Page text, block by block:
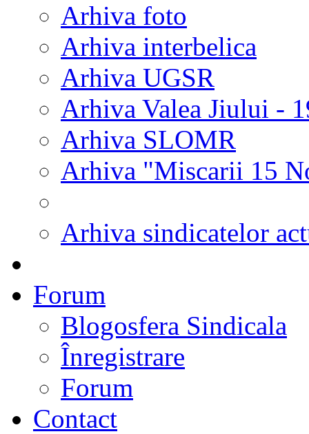
Arhiva foto
Arhiva interbelica
Arhiva UGSR
Arhiva Valea Jiului -
Arhiva SLOMR
Arhiva "Miscarii 15
Arhiva sindicatelor
Forum
Blogosfera Sindicala
Înregistrare
Forum
Contact